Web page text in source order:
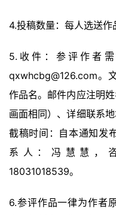
稿
学
术
研
法
书
欣
4.投稿数量：每人选送作
5.收件：参评作者
qxwhcbg@126.com。
作品名。邮件内应注明
画面相同）、详细联系
截稿时间：自本通知发
系人：冯慧慧，咨
18031018539。
6.参评作品一律为作者